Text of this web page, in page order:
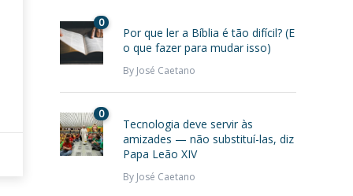
0
Por que ler a Bíblia é tão difícil? (E
o que fazer para mudar isso)
By José Caetano
0
Tecnologia deve servir às
amizades — não substituí-las, diz
Papa Leão XIV
By José Caetano